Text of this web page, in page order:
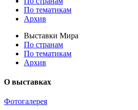
По тематикам
Архив
Выставки Мира
По странам
По тематикам
Архив
О выставках
Фотогалерея